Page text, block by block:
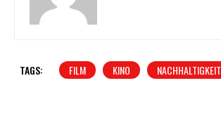
TAGS: FILM KINO NACHHALTIGKEIT